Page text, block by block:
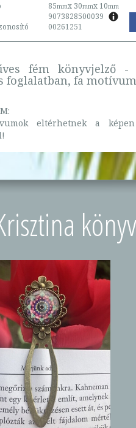
85mmx 30mmx 10mm
9073828500039
00261251
fém könyvjelző -
foglalatban, fa
eltérhetnek a